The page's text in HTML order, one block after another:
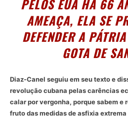
PELOS EUA HÁ 66
AMEAÇA, ELA SE
DEFENDER A
GOTA DE
Diaz-Canel seguiu em seu texto e
revolução cubana pelas carências
calar por vergonha, porque sabem e
fruto das medidas de asfixia extrema